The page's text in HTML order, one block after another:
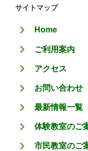
ゴ
ー
サイトマップ
Home
ご利用案内
アクセス
お問い合わせ
最新情報一覧
体験教室のご
市民教室のご